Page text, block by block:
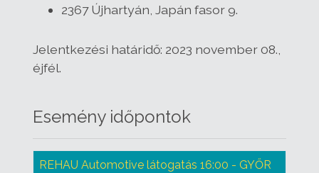
2367 Újhartyán, Japán fasor 9.
Jelentkezési határidő: 2023 november 08.,
éjfél.
Esemény időpontok
REHAU Automotive látogatás 16:00 - GYŐR